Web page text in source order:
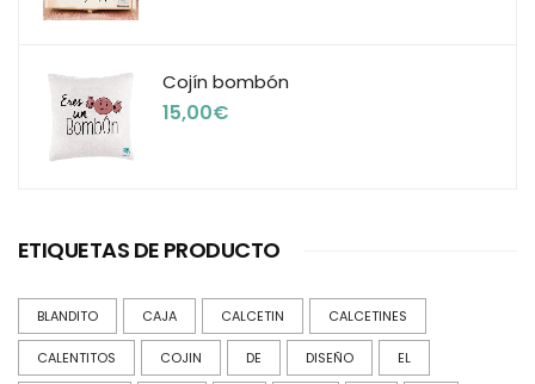
Cojín bombón
15,00€
ETIQUETAS DE PRODUCTO
BLANDITO CAJA CALCETIN CALCETINES
CALENTITOS COJIN DE DISEÑO EL